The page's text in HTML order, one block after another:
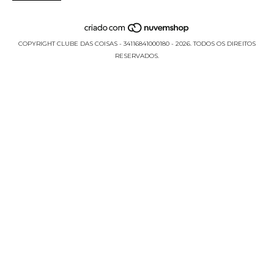
COPYRIGHT CLUBE DAS COISAS - 34116841000180 - 2026. TODOS OS DIREITOS
RESERVADOS.